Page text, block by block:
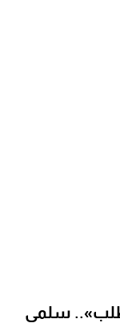
«عرض وطلب».. سلمى